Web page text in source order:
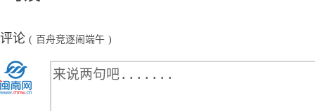
评论 ( 百舟竞逐闹端午 )